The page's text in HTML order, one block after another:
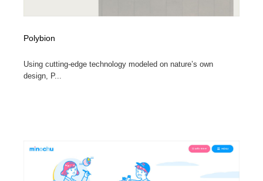
Polybion
Using cutting-edge technology modeled on nature’s own
design, P...